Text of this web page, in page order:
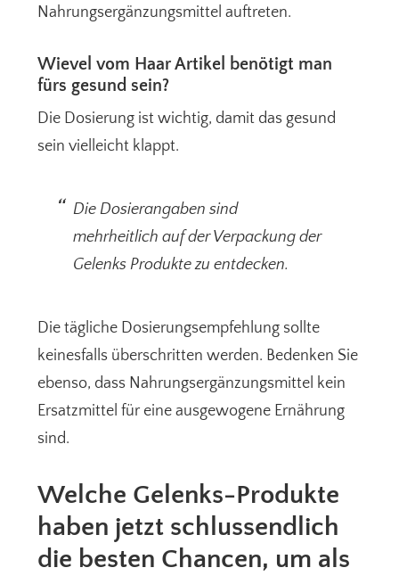
Nahrungsergänzungsmittel auftreten.
Wievel vom Haar Artikel benötigt man
fürs gesund sein?
Die Dosierung ist wichtig, damit das gesund
sein vielleicht klappt.
Die Dosierangaben sind
mehrheitlich auf der Verpackung der
Gelenks Produkte zu entdecken.
Die tägliche Dosierungsempfehlung sollte
keinesfalls überschritten werden. Bedenken Sie
ebenso, dass Nahrungsergänzungsmittel kein
Ersatzmittel für eine ausgewogene Ernährung
sind.
Welche Gelenks-Produkte
haben jetzt schlussendlich
die besten Chancen, um als